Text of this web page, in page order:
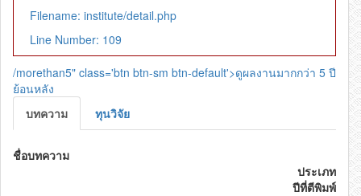
Filename: institute/detail.php
Line Number: 109
/morethan5" class='btn btn-sm btn-default'>ดูผลงานมากกว่า 5 ปี
ย้อนหลัง
บทความ
ทุนวิจัย
ชื่อบทความ
ประเภท
ปีที่ตีพิมพ์